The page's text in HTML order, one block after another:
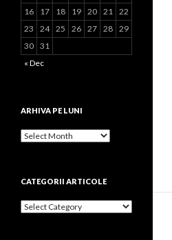
16
17 18 19 20 21 22
23
24 25 26 27 28 29
30 31
« Dec
ARHIVA PE LUNI
Arhiva
CATEGORII ARTICOLE
Categorii